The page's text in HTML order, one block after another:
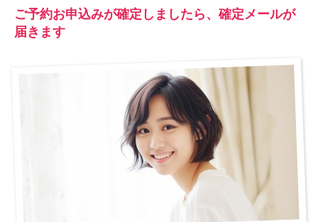
ご予約お申込みが確定しましたら、確定メールが
届きます